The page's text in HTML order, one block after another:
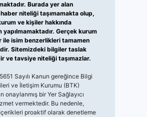
Burada yer alan
niteliği taşımamakta olup,
ve kişiler hakkında
yapılmamaktadır. Gerçek kurum
ile isim benzerlikleri tamamen
Sitemizdeki bilgiler taslak
ve tavsiye niteliği taşımazlar.
Sayılı Kanun gereğince Bilgi
ve İletişim Kurumu (BTK)
onaylanmış bir Yer Sağlayıcı
vermektedir. Bu nedenle,
proaktif olarak denetleme